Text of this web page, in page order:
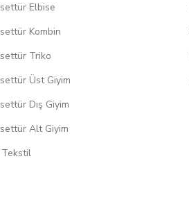
Elbise
Kombin
Triko
Üst Giyim
Dış Giyim
Alt Giyim
Tekstil